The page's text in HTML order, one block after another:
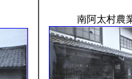
南阿太村農